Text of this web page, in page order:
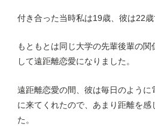
付き合った当時私は19歳、彼は22歳
もともとは同じ大学の先輩後輩の
して遠距離恋愛になりました。
遠距離恋愛の間、彼は毎日のよう
に来てくれたので、あまり距離を感
た。